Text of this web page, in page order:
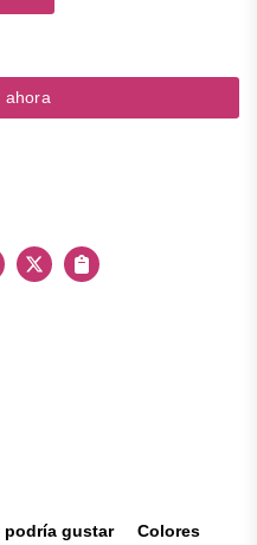
ahora
X
Copiar
podría gustar Colores